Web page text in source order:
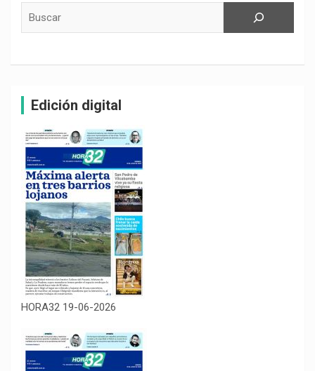
Edición digital
HORA32 19-06-2026